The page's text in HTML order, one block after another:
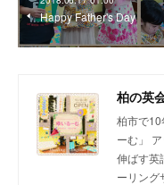
Happy Father's Day
柏市で10
ーむ」
伸ばす英
ーリング